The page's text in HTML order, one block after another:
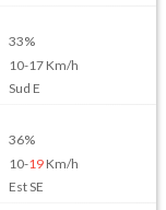
33%
10-17Km/h
Sud E
36%
10-19Km/h
Est SE